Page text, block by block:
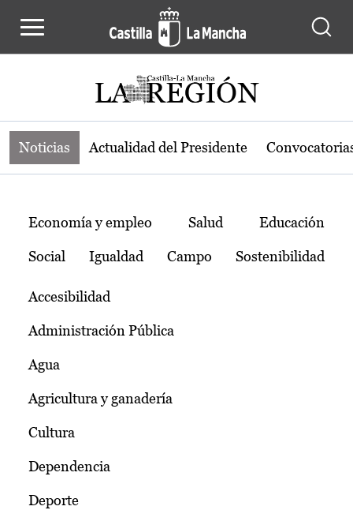
Noticias de la región de Castilla-La
Noticias Actualidad del Presidente
Temas
Economía y empleo Salud Educación
Social Igualdad Campo Sostenibilidad
Accesibilidad
Administración Pública
Agua
Agricultura y ganadería
Cultura
Dependencia
Deporte